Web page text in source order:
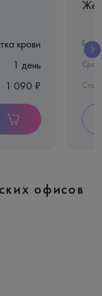
крови
1 день
1 090 ₽
Срок
офисов